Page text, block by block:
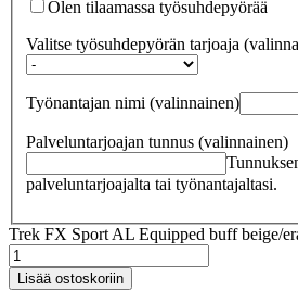
Olen tilaamassa työsuhdepyörää
Valitse työsuhdepyörän tarjoaja
Työnantajan nimi (valinnainen)
Palveluntarjoajan tunnus (valinnainen)
palveluntarjoajalta tai työnantajaltasi.
Trek FX Sport AL Equipped buff beige/
Lisää ostoskoriin